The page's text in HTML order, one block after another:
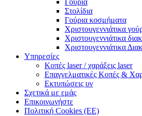
Γούρια
Στολίδια
Γούρια κοσμήματα
Χριστουγεννιάτικα
Χριστουγεννιάτικα
Χριστουγεννιάτικα
Υπηρεσίες
Κοπές laser / χαράξεις laser
Επαγγελματικές Κοπές &
Εκτυπώσεις υν
Σχετικά με εμάς
Επικοινωνήστε
Πολιτική Cookies (ΕΕ)